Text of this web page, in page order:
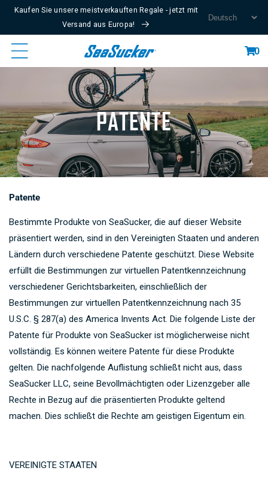
Content
Kaufen Sie unsere meistverkauften Regale - jetzt mit
Versand aus Europa!
Cart0
PATENTE
Patente
Bestimmte Produkte von SeaSucker, die auf dieser Website
präsentiert werden, sind in den Vereinigten Staaten und anderen
Ländern durch verschiedene Patente geschützt. Diese Website
erfüllt die Bestimmungen zur virtuellen Patentkennzeichnung
verschiedener Gerichtsbarkeiten, einschließlich der
Bestimmungen zur virtuellen Patentkennzeichnung nach 35
U.S.C. § 287(a) des America Invents Act. Die folgende Liste der
Patente für Produkte von SeaSucker ist möglicherweise nicht
vollständig. Es können weitere Patente für diese Produkte
gelten. Die nachfolgende Auflistung schließt nicht aus, dass
SeaSucker LLC, seine Bevollmächtigten oder Lizenzgeber alle
Rechte in Bezug auf die präsentierten Produkte geltend
machen. Dies schließt die Rechte am geistigen Eigentum ein.
VEREINIGTE STAATEN